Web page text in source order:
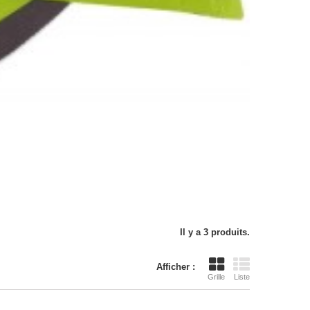
Il y a 3 produits.
Afficher :
Grille Liste